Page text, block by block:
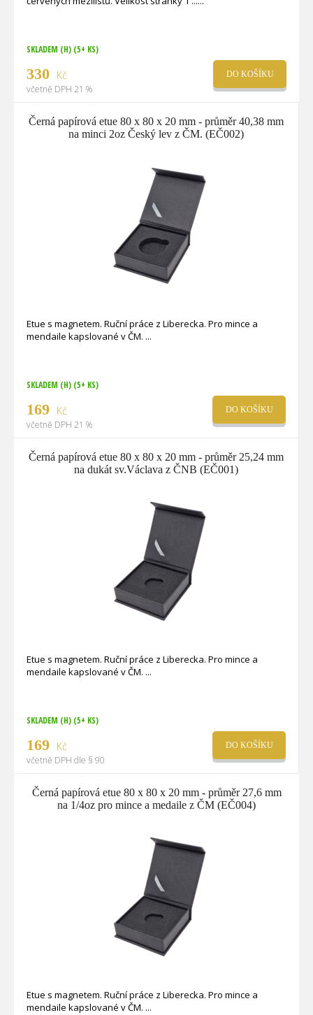
SKLADEM (H) (5+ KS)
330 Kč
včetně DPH 21 %
DO KOŠÍKU
Černá papírová etue 80 x 80 x 20 mm - průměr 40,38 mm
na minci 2oz Český lev z ČM. (EČ002)
Etue s magnetem. Ruční práce z Liberecka. Pro mince a
mendaile kapslované v ČM.
SKLADEM (H) (5+ KS)
169 Kč
včetně DPH 21 %
DO KOŠÍKU
Černá papírová etue 80 x 80 x 20 mm - průměr 25,24 mm
na dukát sv.Václava z ČNB (EČ001)
Etue s magnetem. Ruční práce z Liberecka. Pro mince a
mendaile kapslované v ČM.
SKLADEM (H) (5+ KS)
169 Kč
včetně DPH dle § 90
DO KOŠÍKU
Černá papírová etue 80 x 80 x 20 mm - průměr 27,6 mm
na 1/4oz pro mince a medaile z ČM (EČ004)
Etue s magnetem. Ruční práce z Liberecka. Pro mince a
mendaile kapslované v ČM.